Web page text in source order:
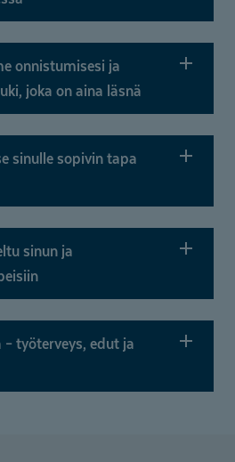
onnistumisesi ja
joka on aina läsnä
sinulle sopivin tapa
sinun ja
työterveys, edut ja